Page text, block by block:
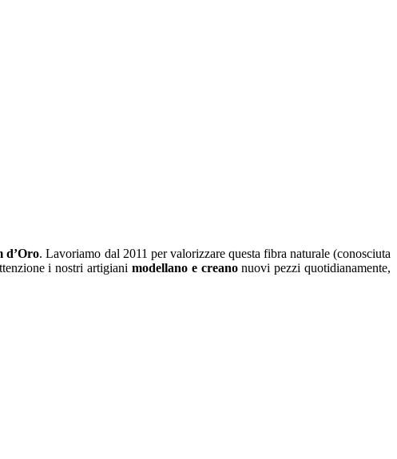
d’Oro. Lavoriamo dal 2011 per valorizzare questa fibra naturale (conosciuta
i nostri artigiani modellano e creanonuovi pezzi quotidianamente,